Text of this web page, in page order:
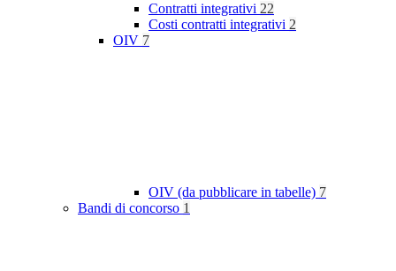
Contratti integrativi 22
Costi contratti integrativi 2
OIV 7
OIV (da pubblicare in tabelle) 7
Bandi di concorso 1